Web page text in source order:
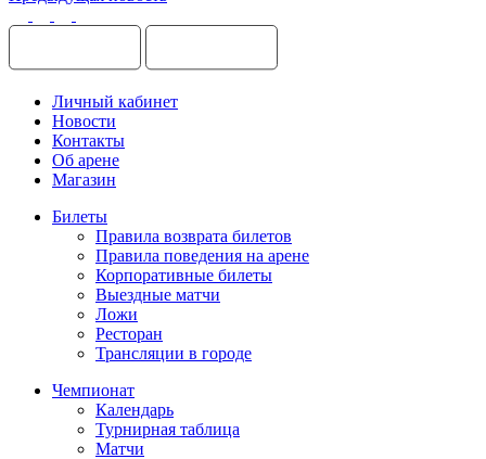
Личный кабинет
Новости
Контакты
Об арене
Магазин
Билеты
Правила возврата билетов
Правила поведения на арене
Корпоративные билеты
Выездные матчи
Ложи
Ресторан
Трансляции в городе
Чемпионат
Календарь
Турнирная таблица
Матчи